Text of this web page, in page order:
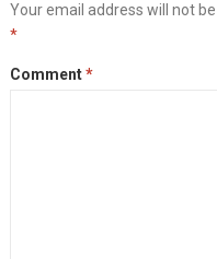
Your email address will not be
*
Comment*